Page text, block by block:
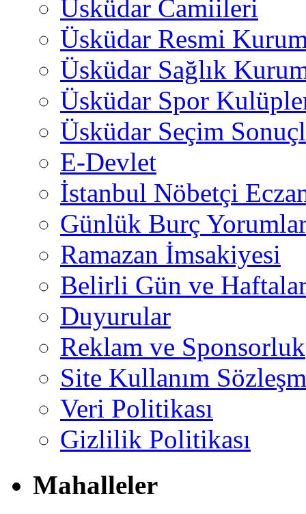
Üsküdar Camiileri
Üsküdar Resmi
Üsküdar Sağlık
Üsküdar Spor
Üsküdar Seçim
E-Devlet
İstanbul Nöbetçi
Günlük Burç
Ramazan İmsakiyesi
Belirli Gün ve
Duyurular
Reklam ve Sponsorluk
Site Kullanım
Veri Politikası
Gizlilik Politikası
Mahalleler